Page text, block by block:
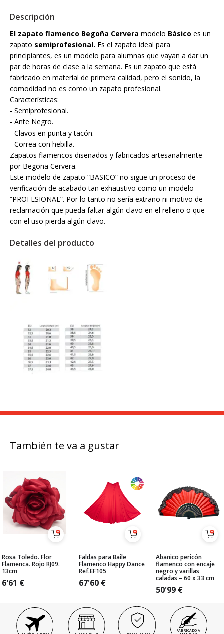
Descripción
El zapato flamenco Begoña Cervera modelo Básico es un
zapato semiprofesional. Es el zapato ideal para
principiantes, es un modelo para alumnas que vayan a dar un
par de horas de clase a la semana. Es un zapato que está
fabricado en material de primera calidad, pero el sonido, la
comodidad no es como un zapato profesional.
Características:
- Semiprofesional.
- Ante Negro.
- Clavos en punta y tacón.
- Correa con hebilla.
Zapatos flamencos diseñados y fabricados artesanalmente
por Begoña Cervera.
Este modelo de zapato “BASICO” no sigue un proceso de
verificación de acabado tan exhaustivo como un modelo
“PROFESIONAL”. Por lo tanto no sería extraño ni motivo de
reclamación que pueda faltar algún clavo en el relleno o que
con el uso pierda algún clavo.
Detalles del producto
También te va a gustar
Rosa Toledo. Flor
Flamenca. Rojo RJ09.
13cm
6'61 €
Faldas para Baile
Flamenco Happy Dance
Ref.EF105
67'60 €
Abanico pericón
flamenco con encaje
negro y varillas
caladas – 60 x 33 cm
50'99 €
FABRICADO A